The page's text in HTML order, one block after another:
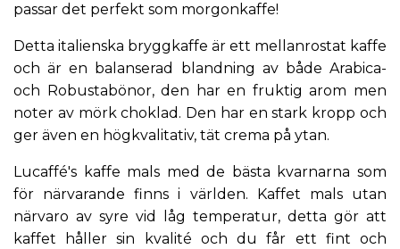
passar det perfekt som morgonkaffe!
Detta italienska bryggkaffe är ett mellanrostat kaffe
och är en balanserad blandning av både Arabica-
och Robustabönor, den har en fruktig arom men
noter av mörk choklad. Den har en stark kropp och
ger även en högkvalitativ, tät crema på ytan.
Lucaffé's kaffe mals med de bästa kvarnarna som
för närvarande finns i världen. Kaffet mals utan
närvaro av syre vid låg temperatur, detta gör att
kaffet håller sin kvalité och du får ett fint och